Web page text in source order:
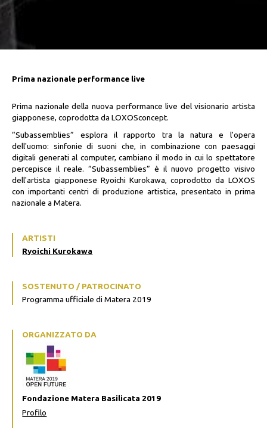
Prima nazionale performance live
Prima nazionale della nuova performance live del visionario artista
giapponese, coprodotta da LOXOSconcept.
“Subassemblies” esplora il rapporto tra la natura e l'opera
dell'uomo: sinfonie di suoni che, in combinazione con paesaggi
digitali generati al computer, cambiano il modo in cui lo spettatore
percepisce il reale. “Subassemblies” è il nuovo progetto visivo
dell'artista giapponese Ryoichi Kurokawa, coprodotto da LOXOS
con importanti centri di produzione artistica, presentato in prima
nazionale a Matera.
ARTISTI
Ryoichi Kurokawa
SOSTENUTO / PATROCINATO
Programma ufficiale di Matera 2019
ORGANIZZATO DA
Fondazione Matera Basilicata 2019
Profilo